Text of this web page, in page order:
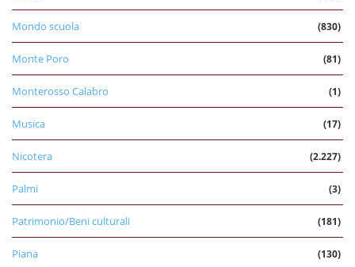
Mondo scuola (830)
Monte Poro (81)
Monterosso Calabro (1)
Musica (17)
Nicotera (2.227)
Palmi (3)
Patrimonio/Beni culturali (181)
Piana (130)